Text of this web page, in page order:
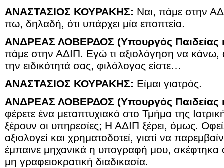
ΑΝΑΣΤΑΣΙΟΣ ΚΟΥΡΑΚΗΣ: Ναι, πάμε στην
πω, δηλαδή, ότι υπάρχει μία εποπτεία.
ΑΝΔΡΕΑΣ ΛΟΒΕΡΔΟΣ (Υπουργός Παιδείας
πάμε στην ΑΔΙΠ. Εγώ τι αξιολόγηση να κάνω,
την ειδικότητά σας, φιλόλογος είστε…
ΑΝΑΣΤΑΣΙΟΣ ΚΟΥΡΑΚΗΣ: Είμαι γιατρός.
ΑΝΔΡΕΑΣ ΛΟΒΕΡΔΟΣ (Υπουργός Παιδείας
φέρετε ένα μεταπτυχιακό στο Τμήμα της
ξέρουν οι υπηρεσίες; Η ΑΔΙΠ ξέρει, όμως.
αξιολογεί και χρηματοδοτεί, γιατί να
έμπαινε μηχανικά η υπογραφή μου, σκέφτηκα
μη γραφειοκρατική διαδικασία.